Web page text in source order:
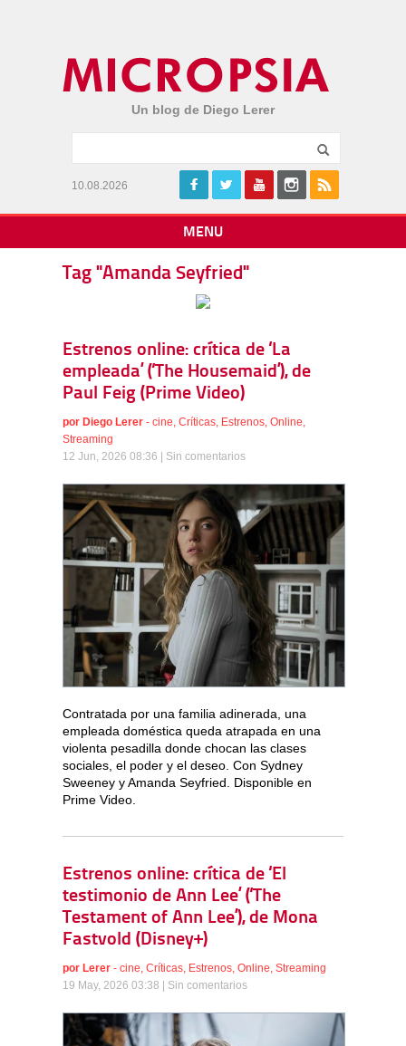
Un blog de Diego Lerer
10.08.2026
MENU
Tag "Amanda Seyfried"
Estrenos online: crítica de ‘La
empleada’ (‘The Housemaid’), de
Paul Feig (Prime Video)
por Diego Lerer - cine, Críticas, Estrenos, Online,
Streaming
12 Jun, 2026 08:36 | Sin comentarios
Contratada por una familia adinerada, una
empleada doméstica queda atrapada en una
violenta pesadilla donde chocan las clases
sociales, el poder y el deseo. Con Sydney
Sweeney y Amanda Seyfried. Disponible en
Prime Video.
Estrenos online: crítica de ‘El
testimonio de Ann Lee’ (‘The
Testament of Ann Lee’), de Mona
Fastvold (Disney+)
por Lerer - cine, Críticas, Estrenos, Online, Streaming
19 May, 2026 03:38 | Sin comentarios